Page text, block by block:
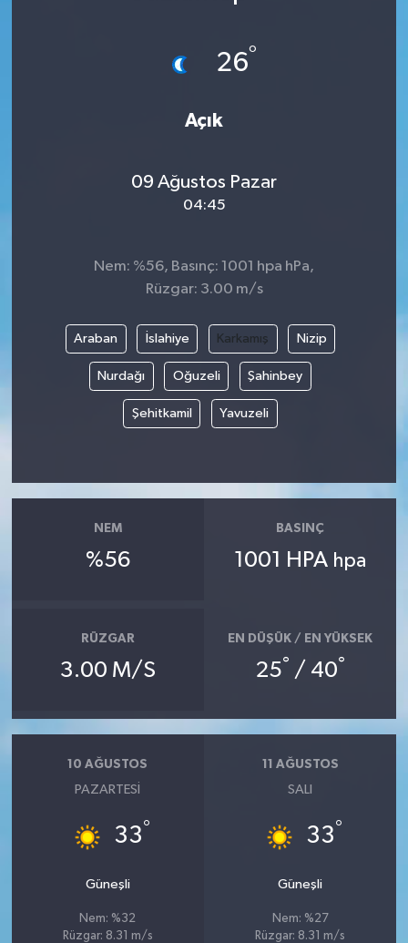
26°
Açık
09 Ağustos Pazar
04:45
Nem: %56, Basınç: 1001 hpa hPa,
Rüzgar: 3.00 m/s
Araban İslahiye Karkamış Nizip
Nurdağı Oğuzeli Şahinbey
Şehitkamil Yavuzeli
NEM
%56
BASINÇ
1001 HPA hpa
RÜZGAR
3.00 M/S
EN DÜŞÜK / EN YÜKSEK
25° / 40°
10 AĞUSTOS
PAZARTESI
33°
Güneşli
Nem: %32
Rüzgar: 8.31 m/s
11 AĞUSTOS
SALI
33°
Güneşli
Nem: %27
Rüzgar: 8.31 m/s